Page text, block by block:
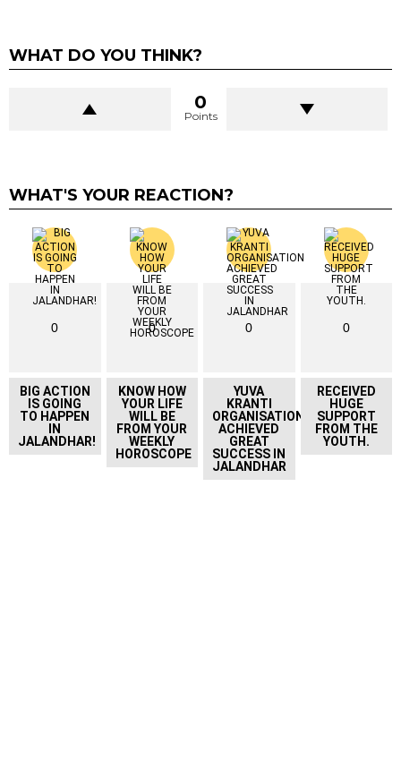
WHAT DO YOU THINK?
0
Points
WHAT'S YOUR REACTION?
0
BIG ACTION
IS GOING
TO HAPPEN
IN
JALANDHAR!
0
KNOW HOW
YOUR LIFE
WILL BE
FROM YOUR
WEEKLY
HOROSCOPE
0
YUVA
KRANTI
ORGANISATION
ACHIEVED
GREAT
SUCCESS IN
JALANDHAR
0
RECEIVED
HUGE
SUPPORT
FROM THE
YOUTH.